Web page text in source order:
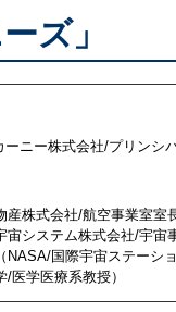
ズ」
ーニー株式会社/プリンシ
産株式会社/航空事業室室
宙システム株式会社/宇宙
NASA/国際宇宙ステーシ
医学医療系教授）